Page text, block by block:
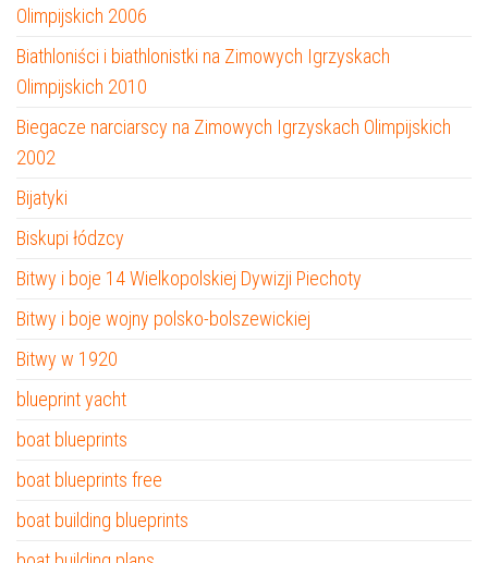
Olimpijskich 2006
Biathloniści i biathlonistki na Zimowych Igrzyskach
Olimpijskich 2010
Biegacze narciarscy na Zimowych Igrzyskach Olimpijskich
2002
Bijatyki
Biskupi łódzcy
Bitwy i boje 14 Wielkopolskiej Dywizji Piechoty
Bitwy i boje wojny polsko-bolszewickiej
Bitwy w 1920
blueprint yacht
boat blueprints
boat blueprints free
boat building blueprints